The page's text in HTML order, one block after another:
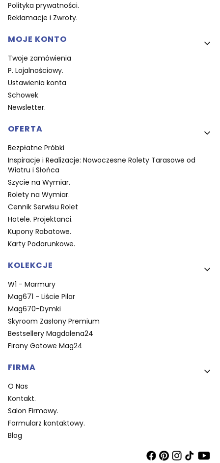
Polityka prywatności.
Reklamacje i Zwroty.
MOJE KONTO
Twoje zamówienia
P. Lojalnościowy.
Ustawienia konta
Schowek
Newsletter.
OFERTA
Bezpłatne Próbki
Inspiracje i Realizacje: Nowoczesne Rolety Tarasowe od
Wiatru i Słońca
Szycie na Wymiar.
Rolety na Wymiar.
Cennik Serwisu Rolet
Hotele. Projektanci.
Kupony Rabatowe.
Karty Podarunkowe.
KOLEKCJE
W1 - Marmury
Mag671 - Liście Pilar
Mag670-Dymki
Skyroom Zasłony Premium
Bestsellery Magdalena24
Firany Gotowe Mag24
FIRMA
O Nas
Kontakt.
Salon Firmowy.
Formularz kontaktowy.
Blog